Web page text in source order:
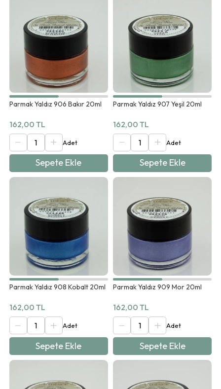
Parmak Yaldız 906 Bakır 20ml
162,00 TL
Sepete Ekle
Parmak Yaldız 907 Yeşil 20ml
162,00 TL
Sepete Ekle
Parmak Yaldız 908 Kobalt 20ml
162,00 TL
Sepete Ekle
Parmak Yaldız 909 Mor 20ml
162,00 TL
Sepete Ekle